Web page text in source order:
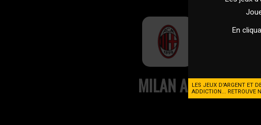
MILAN AC
En
LES JEUX D'ARGENT ET
ADDICTION... RETROUVE